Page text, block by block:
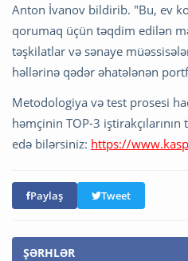
Anton İvanov bildirib. "Bu, ev
qorumaq üçün təqdim edilən
təşkilatlar və sənaye
həllərinə qədər əhatələnən
Metodologiya və test prosesi
həmçinin TOP-3 iştirakçılarının
edə bilərsiniz: https://
Paylaş Tweet
ŞƏRHLƏR